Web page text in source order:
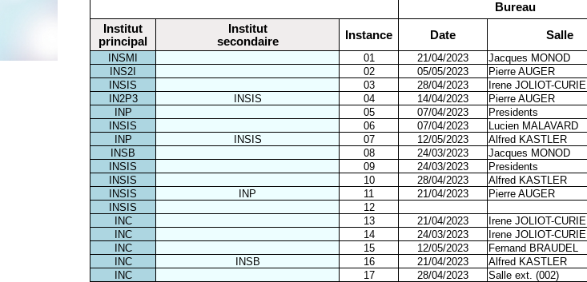
Bureau
Institut
principal
Institut
secondaire
Instance Date Salle
INSMI 01 21/04/2023 Jacques MONOD
INS2I
02 05/05/2023 Pierre AUGER
INSIS
03 28/04/2023 Irene JOLIOT-CURIE
IN2P3
INSIS 04 14/04/2023 Pierre AUGER
INP
05 07/04/2023 Presidents
INSIS
06 07/04/2023 Lucien MALAVARD
INP
INSIS 07 12/05/2023 Alfred KASTLER
INSB
08 24/03/2023 Jacques MONOD
INSIS
09 24/03/2023 Presidents
INSIS
10 28/04/2023 Alfred KASTLER
INSIS
INP 11 21/04/2023 Pierre AUGER
INSIS
12
INC
13 21/04/2023 Irene JOLIOT-CURIE
INC
14 24/03/2023 Irene JOLIOT-CURIE
INC
15 12/05/2023 Fernand BRAUDEL
INC
INSB 16 21/04/2023 Alfred KASTLER
INC
17 28/04/2023 Salle ext. (002)